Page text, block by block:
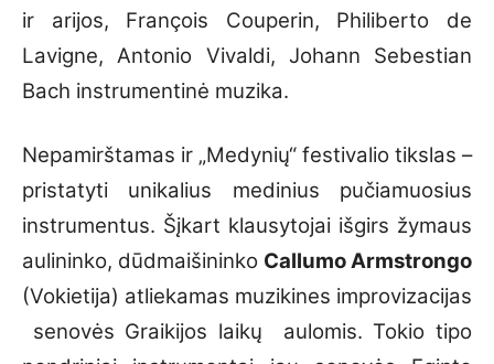
ir arijos, François Couperin, Philiberto de
Lavigne, Antonio Vivaldi, Johann Sebestian
Bach instrumentinė muzika.
Nepamirštamas ir „Medynių“ festivalio tikslas –
pristatyti unikalius medinius pučiamuosius
instrumentus. Šįkart klausytojai išgirs žymaus
aulininko, dūdmaišininko Callumo Armstrongo
(Vokietija) atliekamas muzikines improvizacijas
senovės Graikijos laikų aulomis. Tokio tipo